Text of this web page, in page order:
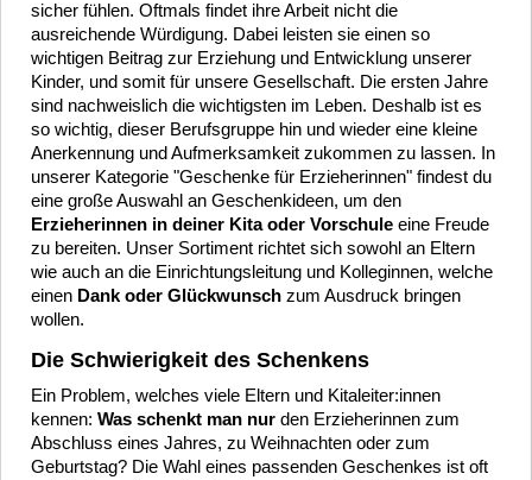
sicher fühlen. Oftmals findet ihre Arbeit nicht die
ausreichende Würdigung. Dabei leisten sie einen so
wichtigen Beitrag zur Erziehung und Entwicklung unserer
Kinder, und somit für unsere Gesellschaft. Die ersten Jahre
sind nachweislich die wichtigsten im Leben. Deshalb ist es
so wichtig, dieser Berufsgruppe hin und wieder eine kleine
Anerkennung und Aufmerksamkeit zukommen zu lassen. In
unserer Kategorie "Geschenke für Erzieherinnen" findest du
eine große Auswahl an Geschenkideen, um den
Erzieherinnen in deiner Kita oder Vorschule eine Freude
zu bereiten. Unser Sortiment richtet sich sowohl an Eltern
wie auch an die Einrichtungsleitung und Kolleginnen, welche
einen Dank oder Glückwunsch zum Ausdruck bringen
wollen.
Die Schwierigkeit des Schenkens
Ein Problem, welches viele Eltern und Kitaleiter:innen
kennen: Was schenkt man nur den Erzieherinnen zum
Abschluss eines Jahres, zu Weihnachten oder zum
Geburtstag? Die Wahl eines passenden Geschenkes ist oft